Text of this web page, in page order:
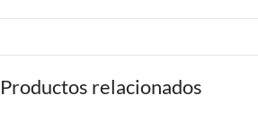
Productos relacionados